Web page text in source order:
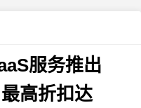
服务推出
高折扣达